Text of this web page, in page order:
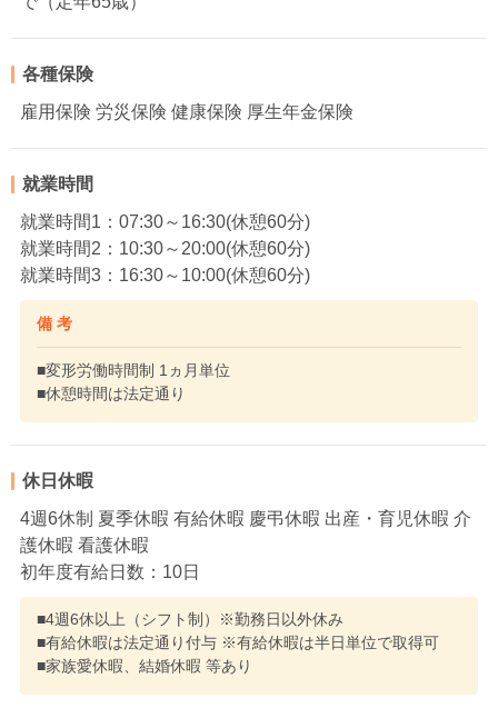
各種保険
雇用保険 労災保険 健康保険 厚生年金保険
就業時間
就業時間1：07:30～16:30(休憩60分)
就業時間2：10:30～20:00(休憩60分)
就業時間3：16:30～10:00(休憩60分)
備 考
■変形労働時間制 1ヵ月単位
■休憩時間は法定通り
休日休暇
4週6休制 夏季休暇 有給休暇 慶弔休暇 出産・育児休暇 介
護休暇 看護休暇
初年度有給日数：10日
■4週6休以上（シフト制）※勤務日以外休み
■有給休暇は法定通り付与 ※有給休暇は半日単位で取得可
■家族愛休暇、結婚休暇 等あり